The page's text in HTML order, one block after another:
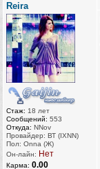
Reira
Стаж: 18 лет
Сообщений: 553
Откуда: NNov
Провайдер: ВТ (IXNN)
Пол: Onna (Ж)
Он-лайн: Нет
Карма: 0.00